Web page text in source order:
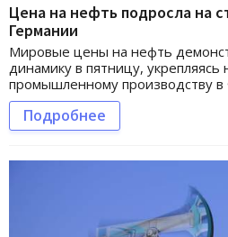
Цена на нефть подросла на
Германии
Мировые цены на нефть
динамику в пятницу, укрепляясь
промышленному производству
Подробнее